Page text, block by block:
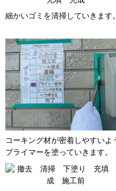
細かいゴミを清掃していきます。
コーキング材が密着しやすいよ
プライマーを塗っていきます。